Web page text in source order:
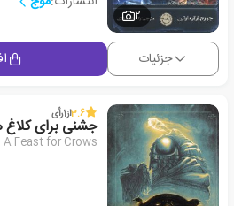
2
جزئیات
3.6از1رأی
جشنی برای
A Feast for Crows